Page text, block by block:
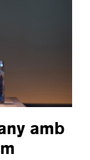
amb